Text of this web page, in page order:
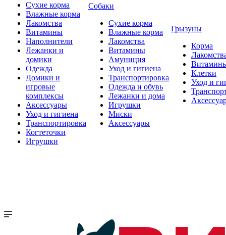
Сухие корма
Влажные корма
Лакомства
Витамины
Наполнители
Лежанки и
домики
Одежда
Домики и
игровые
комплексы
Аксессуары
Уход и гигиена
Транспортировка
Когтеточки
Игрушки
Собаки
Сухие корма
Влажные корма
Лакомства
Витамины
Амуниция
Уход и гигиена
Транспортировка
Одежда и обувь
Лежанки и дома
Игрушки
Миски
Аксессуары
Грызуны
Корма
Клетки
Уход и